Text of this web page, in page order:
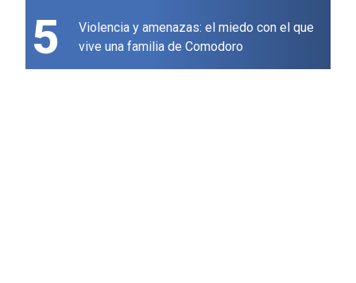
5
Violencia y amenazas: el miedo con el que
vive una familia de Comodoro